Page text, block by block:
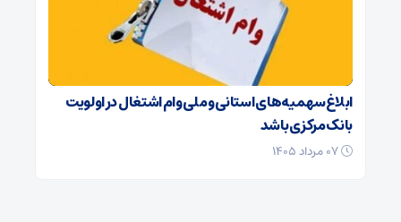
ابلاغ سهمیه‌های استانی و ملی وام اشتغال در اولویت
بانک مرکزی باشد